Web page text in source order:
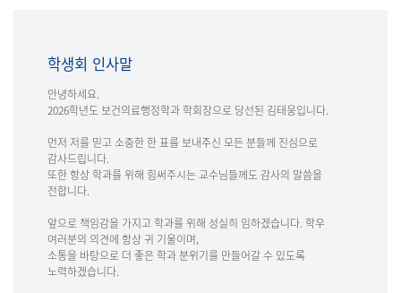
학생회 인사말
안녕하세요.
2026학년도 보건의료행정학과 학회장으로 당선된 김태웅입니다.
먼저 저를 믿고 소중한 한 표를 보내주신 모든 분들께 진심으로
감사드립니다.
또한 항상 학과를 위해 힘써주시는 교수님들께도 감사의 말씀을
전합니다.
앞으로 책임감을 가지고 학과를 위해 성실히 임하겠습니다. 학우
여러분의 의견에 항상 귀 기울이며,
소통을 바탕으로 더 좋은 학과 분위기를 만들어갈 수 있도록
노력하겠습니다.